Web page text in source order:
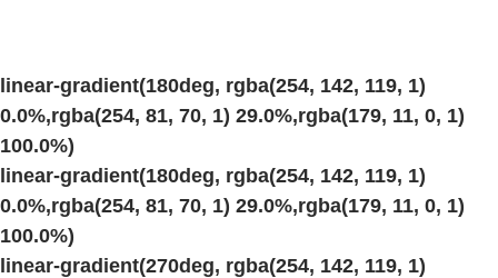
linear-gradient(180deg, rgba(254, 142, 119, 1)
0.0%,rgba(254, 81, 70, 1) 29.0%,rgba(179, 11, 0, 1)
100.0%)
linear-gradient(180deg, rgba(254, 142, 119, 1)
0.0%,rgba(254, 81, 70, 1) 29.0%,rgba(179, 11, 0, 1)
100.0%)
linear-gradient(270deg, rgba(254, 142, 119, 1)